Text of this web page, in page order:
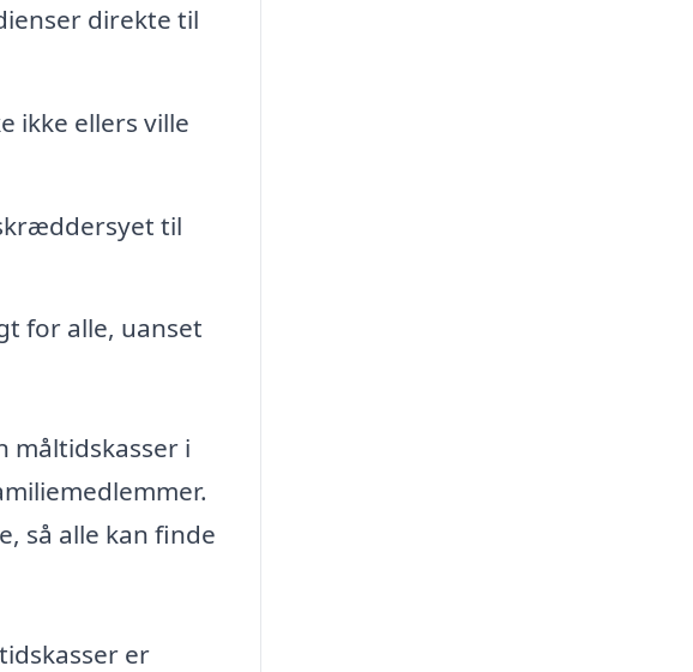
direkte til
ikke ellers ville
til
for alle, uanset
måltidskasser i
så alle kan finde
er